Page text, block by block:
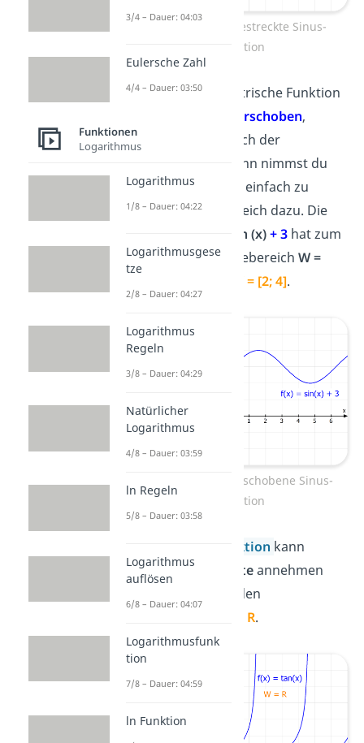
Wertebereich gestreckte Sinus-
Funktion
Ist die trigonometrische Funktion
y-Achse verschoben,
verändert sich auch der
Wertebereich. Dann nimmst du
dieVerschiebung
einfach zu
deinem Wertebereich dazu. Die
g(x) = sin (x)+ 3 hat zum
Beispiel den WertebereichW =
W = [2; 4].
Wertebereich verschobene Sinus-
Funktion
Tangens-Funktion kann
immeralle y-Werteannehmen
und hat deshalb den
W = R.
3/4 – Dauer: 04:03
Eulersche Zahl
4/4 – Dauer: 03:50
Funktionen
Logarithmus
Logarithmus
1/8 – Dauer: 04:22
Logarithmusgese
tze
2/8 – Dauer: 04:27
Logarithmus
Regeln
3/8 – Dauer: 04:29
Natürlicher
Logarithmus
4/8 – Dauer: 03:59
ln Regeln
5/8 – Dauer: 03:58
Logarithmus
auflösen
6/8 – Dauer: 04:07
Logarithmusfunk
tion
7/8 – Dauer: 04:59
ln Funktion